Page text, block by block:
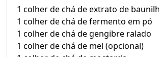
1 colher de chá de extrato de
1 colher de chá de fermento em pó
1 colher de chá de gengibre ralado
1 colher de chá de mel (opcional)